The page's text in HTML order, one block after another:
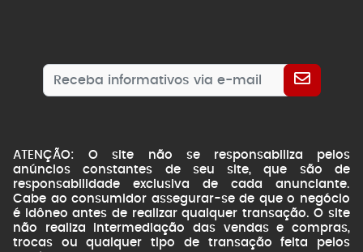
ATENÇÃO: O site não se responsabiliza pelos
anúncios constantes de seu site, que são de
responsabilidade exclusiva de cada anunciante.
Cabe ao consumidor assegurar-se de que o negócio
é idôneo antes de realizar qualquer transação. O site
não realiza intermediação das vendas e compras,
trocas ou qualquer tipo de transação feita pelos